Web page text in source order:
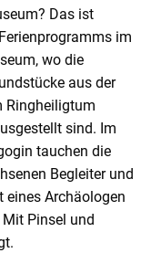
Das ist
im
wo die
aus der
Ringheiligtum
sind. Im
tauchen die
Begleiter und
eines Archäologen
Pinsel und